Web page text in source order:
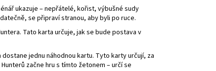
ukazuje – nepřátelé, kořist, výbušné sudy
se připraví stranou, aby byli po ruce.
Tato karta určuje, jak se bude postava v
jednu náhodnou kartu. Tyto karty určují, za
začne hru s tímto žetonem – určí se